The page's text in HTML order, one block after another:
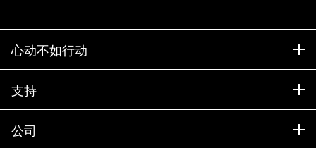
心动不如行动
如何购买
联系销售部门
寻找合作伙伴
支持
支持
公司